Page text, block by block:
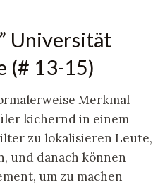
Universität
(# 13-15)
Merkmal
kichernd in einem
zu lokalisieren Leute,
und danach können
um zu machen